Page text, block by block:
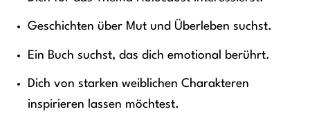
Geschichten über Mut und Überleben suchst.
Ein Buch suchst, das dich emotional berührt.
Dich von starken weiblichen Charakteren
inspirieren lassen möchtest.